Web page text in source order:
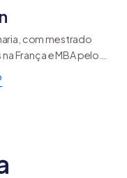
com mestrado
França e MBA pelo
Burin é Diretor de
plataforma de e-
e converterem